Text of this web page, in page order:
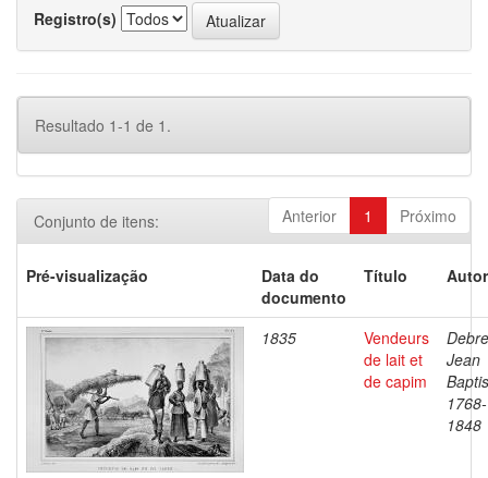
Registro(s)
Resultado 1-1 de 1.
Anterior 1 Próximo
Conjunto de itens:
Pré-visualização
Data do
documento
Título
1835
Vendeurs
de lait et
de capim
Jean
1768-
1848